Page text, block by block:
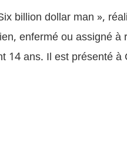
billion dollar man »,
enfermé ou assigné à
14 ans. Il est présenté